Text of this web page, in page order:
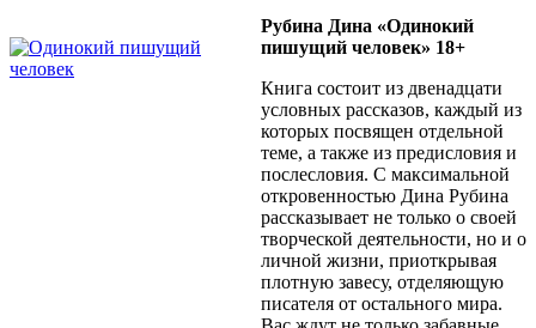
Рубина Дина «Одинокий
пишущий человек» 18+
Книга состоит из двенадцати
условных рассказов, каждый из
которых посвящен отдельной
теме, а также из предисловия и
послесловия. С максимальной
откровенностью Дина Рубина
рассказывает не только о своей
творческой деятельности, но и о
личной жизни, приоткрывая
плотную завесу, отделяющую
писателя от остального мира.